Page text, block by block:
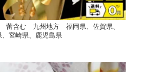
蕾含む 九州地方 福岡県、佐賀県、
宮崎県、鹿児島県